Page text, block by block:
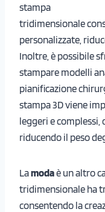
stampa
tridimensionale
personalizzate,
Inoltre, è possibile
stampare modelli
pianificazione
stampa 3D viene
leggeri e
riducendo il peso
Lamodaè un altro
tridimensionale ha
consentendo la